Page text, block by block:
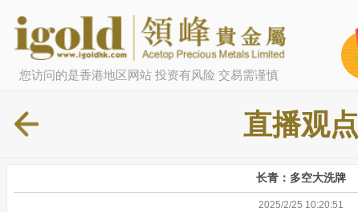
您访问的是香港地区网站 投资有风险 交易需谨慎
直播观点
长青：多空大洗牌
2025/2/25 10:20:51